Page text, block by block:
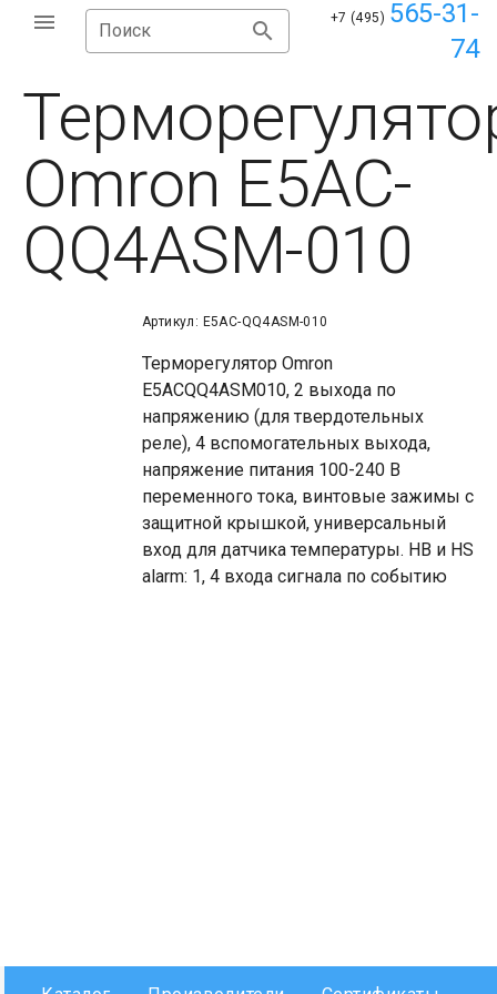
Поиск
+7 (495) 565-31-
74
Omron E5AC-
QQ4ASM-010
Артикул: E5AC-QQ4ASM-010
Терморегулятор Omron
E5ACQQ4ASM010, 2 выхода по
напряжению (для твердотельных
реле), 4 вспомогательных выхода,
напряжение питания 100-240 В
переменного тока, винтовые зажимы с
защитной крышкой, универсальный
вход для датчика температуры. HB и HS
alarm: 1, 4 входа сигнала по событию